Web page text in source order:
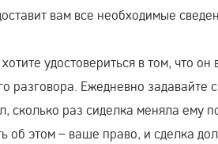
вам все необходимые
удостовериться в том, что
разговора. Ежедневно
сколько раз сиделка меняла ему
об этом – ваше право, и сделка